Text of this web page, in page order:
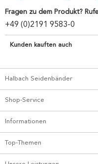
Fragen zu dem Produkt?
+49 (0)2191 9583-0
Kunden kauften auch
Halbach Seidenbänder
Shop-Service
Informationen
Top-Themen